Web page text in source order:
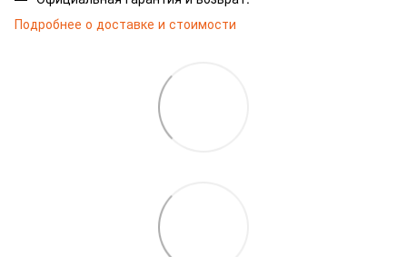
Подробнее о доставке и стоимости